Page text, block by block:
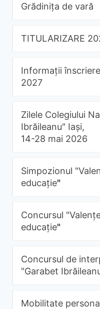
Grădinița de vară
TITULARIZARE
Informații
2027
Zilele Colegiului
Ibrăileanu" Iași,
14-28 mai 2026
Simpozionul
educație"
Concursul
educație"
Concursul de
"Garabet
Mobilitate